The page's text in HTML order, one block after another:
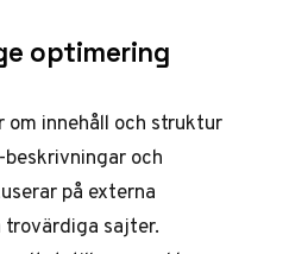
optimering
om innehåll och struktur
och
på externa
sajter.